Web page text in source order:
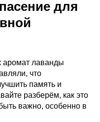
для
аромат лаванды
что
память и
разберём, как это
важно, особенно в